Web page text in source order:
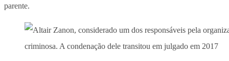
parente.